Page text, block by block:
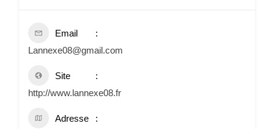
Email
Lannexe08@gmail.com
Site
http://www.lannexe08.fr
Adresse